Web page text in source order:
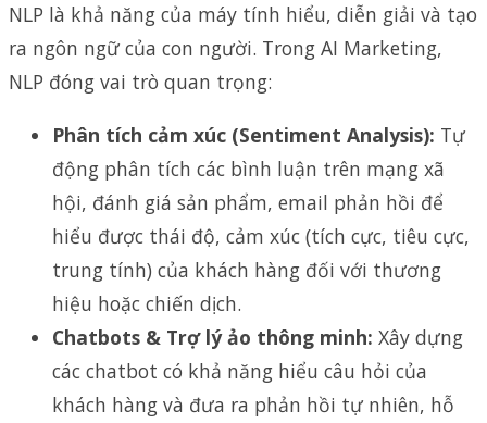
NLP là khả năng của máy tính hiểu, diễn giải và tạo
ra ngôn ngữ của con người. Trong AI Marketing,
NLP đóng vai trò quan trọng:
Phân tích cảm xúc (Sentiment Analysis): Tự
động phân tích các bình luận trên mạng xã
hội, đánh giá sản phẩm, email phản hồi để
hiểu được thái độ, cảm xúc (tích cực, tiêu cực,
trung tính) của khách hàng đối với thương
hiệu hoặc chiến dịch.
Chatbots & Trợ lý ảo thông minh: Xây dựng
các chatbot có khả năng hiểu câu hỏi của
khách hàng và đưa ra phản hồi tự nhiên, hỗ